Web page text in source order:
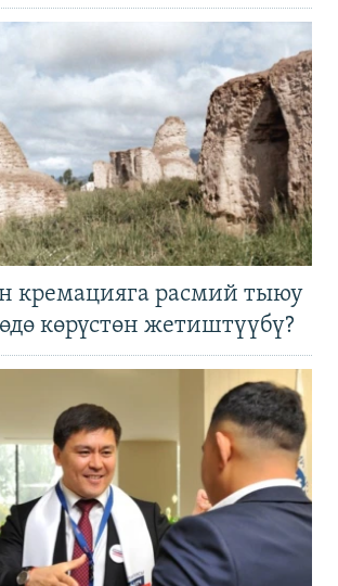
кремацияга расмий тыюу
көрүстөн жетиштүүбү?